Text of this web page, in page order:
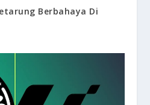
Berbahaya Di